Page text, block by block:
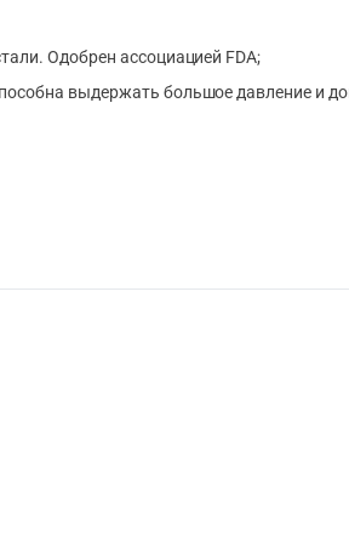
Одобрен ассоциацией FDA;
выдержать большое давление и